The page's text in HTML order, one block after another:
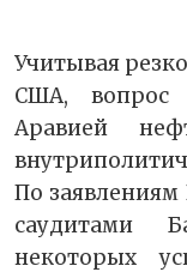
Учитывая
США, вопрос
Аравией
По заявлениям
саудитами
некоторых